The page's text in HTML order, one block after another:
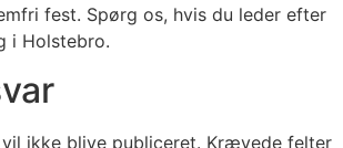
fest. Spørg os, hvis du leder efter
i Holstebro.
ikke blive publiceret. Krævede felter